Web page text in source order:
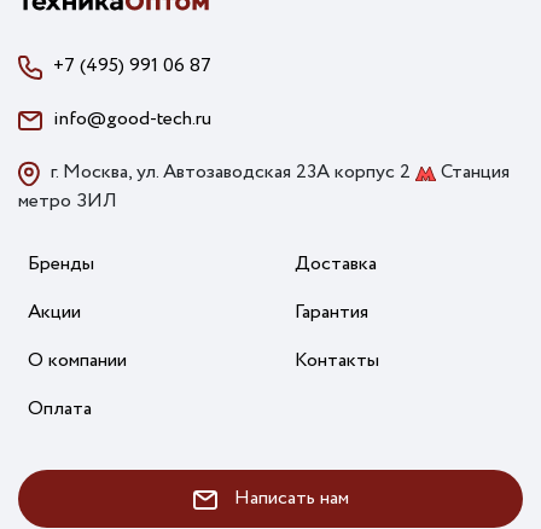
+7 (495) 991 06 87
info@good-tech.ru
г. Москва, ул. Автозаводская 23А корпус 2
Станция
метро ЗИЛ
Бренды
Акции
О компании
Оплата
Доставка
Гарантия
Контакты
Написать нам